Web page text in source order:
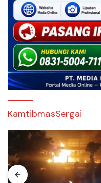
KamtibmasSergai